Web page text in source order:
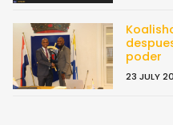
poder
23 JULY